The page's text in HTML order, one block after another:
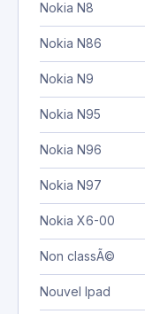
Nokia N8
Nokia N86
Nokia N9
Nokia N95
Nokia N96
Nokia N97
Nokia X6-00
Non classÃ©
Nouvel Ipad